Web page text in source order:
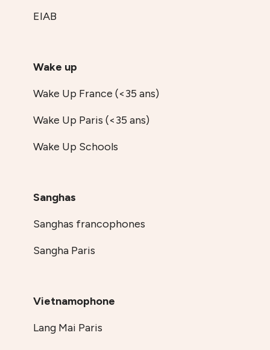
EIAB
Wake up
Wake Up France (<35 ans)
Wake Up Paris (<35 ans)
Wake Up Schools
Sanghas
Sanghas francophones
Sangha Paris
Vietnamophone
Lang Mai Paris